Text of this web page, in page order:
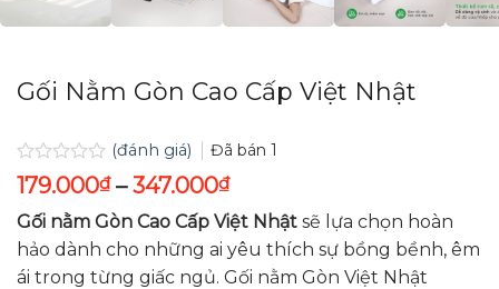
Gối Nằm Gòn Cao Cấp Việt Nhật
Được
xếp
hạng
0.0
5
sao
(đánh giá) Đã bán 1
179.000₫–347.000₫
Gối nằm Gòn Cao Cấp Việt Nhật sẽ lựa chọn hoàn
hảo dành cho những ai yêu thích sự bồng bềnh, êm
ái trong từng giấc ngủ. Gối nằm Gòn Việt Nhật